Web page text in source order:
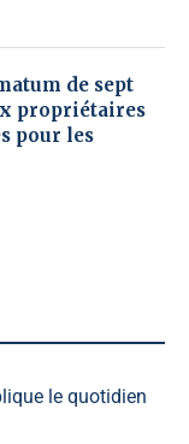
de sept
propriétaires
pour les
le quotidien